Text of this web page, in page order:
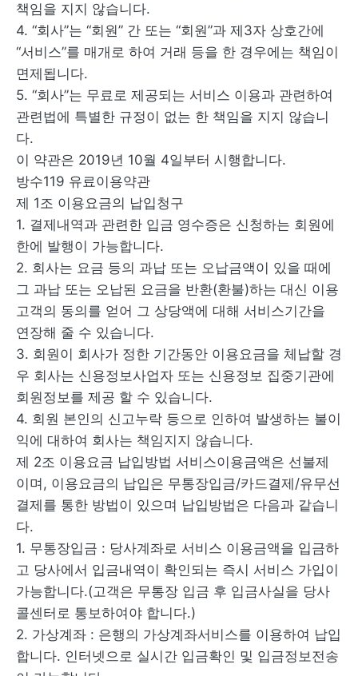
책임을 지지 않습니다.
4. “회사”는 “회원” 간 또는 “회원”과 제3자 상호간에
“서비스”를 매개로 하여 거래 등을 한 경우에는 책임이
면제됩니다.
5. “회사”는 무료로 제공되는 서비스 이용과 관련하여
관련법에 특별한 규정이 없는 한 책임을 지지 않습니
다.
이 약관은 2019년 10월 4일부터 시행합니다.
방수119 유료이용약관
제 1조 이용요금의 납입청구
1. 결제내역과 관련한 입금 영수증은 신청하는 회원에
한에 발행이 가능합니다.
2. 회사는 요금 등의 과납 또는 오납금액이 있을 때에
그 과납 또는 오납된 요금을 반환(환불)하는 대신 이용
고객의 동의를 얻어 그 상당액에 대해 서비스기간을
연장해 줄 수 있습니다.
3. 회원이 회사가 정한 기간동안 이용요금을 체납할 경
우 회사는 신용정보사업자 또는 신용정보 집중기관에
회원정보를 제공 할 수 있습니다.
4. 회원 본인의 신고누락 등으로 인하여 발생하는 불이
익에 대하여 회사는 책임지지 않습니다.
제 2조 이용요금 납입방법 서비스이용금액은 선불제
이며, 이용요금의 납입은 무통장입금/카드결제/유무선
결제를 통한 방법이 있으며 납입방법은 다음과 같습니
다.
1. 무통장입금 : 당사계좌로 서비스 이용금액을 입금하
고 당사에서 입금내역이 확인되는 즉시 서비스 가입이
가능합니다.(고객은 무통장 입금 후 입금사실을 당사
콜센터로 통보하여야 합니다.)
2. 가상계좌 : 은행의 가상계좌서비스를 이용하여 납입
합니다. 인터넷으로 실시간 입금확인 및 입금정보전송